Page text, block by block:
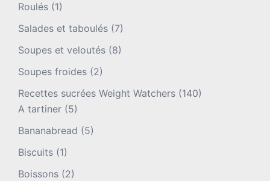
Roulés (1)
Salades et taboulés (7)
Soupes et veloutés (8)
Soupes froides (2)
Recettes sucrées Weight Watchers (140)
A tartiner (5)
Bananabread (5)
Biscuits (1)
Boissons (2)